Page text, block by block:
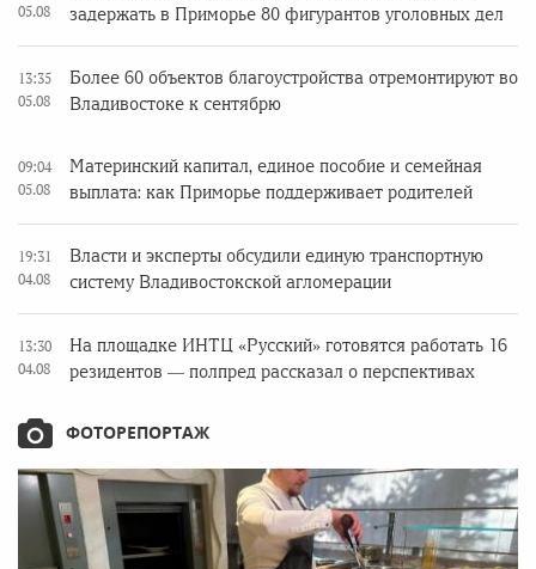
05.08
задержать в Приморье 80 фигурантов уголовных дел
13:35
05.08
Более 60 объектов благоустройства отремонтируют во
Владивостоке к сентябрю
09:04
05.08
Материнский капитал, единое пособие и семейная
выплата: как Приморье поддерживает родителей
19:31
04.08
Власти и эксперты обсудили единую транспортную
систему Владивостокской агломерации
13:30
04.08
На площадке ИНТЦ «Русский» готовятся работать 16
резидентов — полпред рассказал о перспективах
ФОТОРЕПОРТАЖ